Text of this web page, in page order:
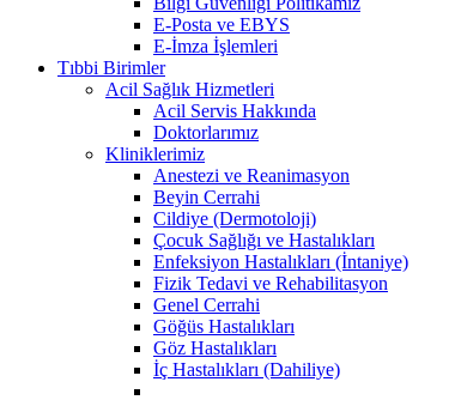
E-Posta ve EBYS
E-İmza İşlemleri
Tıbbi Birimler
Acil Sağlık Hizmetleri
Acil Servis Hakkında
Doktorlarımız
Kliniklerimiz
Anestezi ve Reanimasyon
Beyin Cerrahi
Cildiye (Dermotoloji)
Çocuk Sağlığı ve Hastalıkları
Enfeksiyon Hastalıkları (İntaniye)
Fizik Tedavi ve Rehabilitasyon
Genel Cerrahi
Göğüs Hastalıkları
Göz Hastalıkları
İç Hastalıkları (Dahiliye)